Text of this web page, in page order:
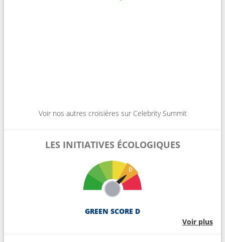
Voir nos autres croisières sur Celebrity Summit
LES INITIATIVES ÉCOLOGIQUES
GREEN SCORE D
Voir plus